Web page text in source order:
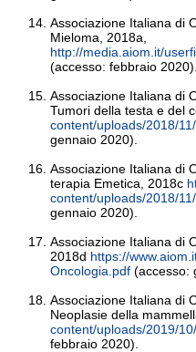
Associazione Italiana di
Mieloma, 2018a,
http://media.aiom.it/
(accesso: febbraio 2020).
Associazione Italiana di
Tumori della testa e del
content/uploads/2018/
gennaio 2020).
Associazione Italiana di
terapia Emetica, 2018c
content/uploads/2018/
gennaio 2020).
Associazione Italiana di
2018d https://
Oncologia.pdf (accesso:
Associazione Italiana di
Neoplasie della
content/uploads/2019/
febbraio 2020).